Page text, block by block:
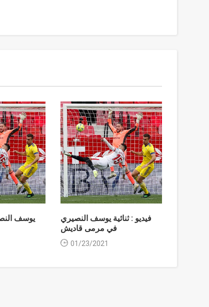
يوسف
فيديو : ثنائية يوسف النصيري
في مرمى قاديش
01/23/2021